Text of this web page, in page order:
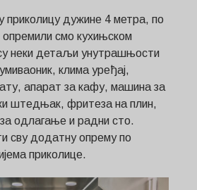
приколицу дужине 4 метра, по
опремили смо кухињском
неки детаљи унутрашњости
клима уређај,
апарат за кафу, машина за
штедњак, фритеза на плин,
одлагање и радни сто.
сву додатну опрему по
приколице.